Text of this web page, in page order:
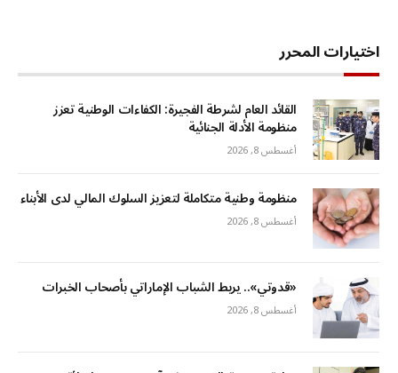
اختيارات المحرر
القائد العام لشرطة الفجيرة: الكفاءات الوطنية تعزز
منظومة الأدلة الجنائية
أغسطس 8, 2026
منظومة وطنية متكاملة لتعزيز السلوك المالي لدى الأبناء
أغسطس 8, 2026
«قدوتي».. يربط الشباب الإماراتي بأصحاب الخبرات
أغسطس 8, 2026